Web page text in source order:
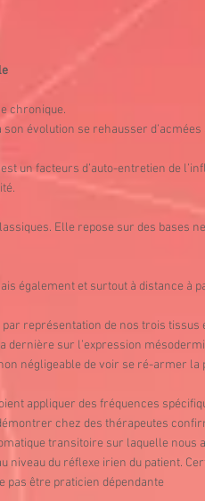
chronique.
évolution se rehausser d’acmées
un facteurs d’auto-entretien de
Elle repose sur des bases
également et surtout à distance à
représentation de nos trois
dernière sur l’expression
négligeable de voir se ré-armer la
appliquer des fréquences
chez des thérapeutes
transitoire sur laquelle nous
niveau du réflexe irien du patient.
pas être praticien dépendante